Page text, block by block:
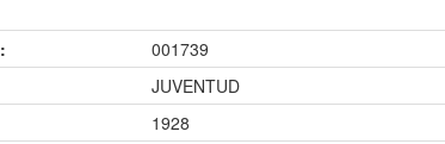
001739
JUVENTUD
1928